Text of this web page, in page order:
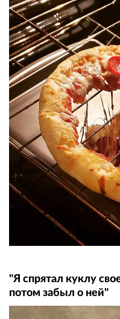
"Я спрятал куклу
потом забыл о ней"